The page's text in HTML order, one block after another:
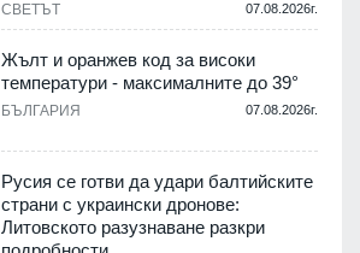
СВЕТЪТ 07.08.2026г.
Жълт и оранжев код за високи
температури - максималните до 39°
БЪЛГАРИЯ 07.08.2026г.
Русия се готви да удари балтийските
страни с украински дронове:
Литовското разузнаване разкри